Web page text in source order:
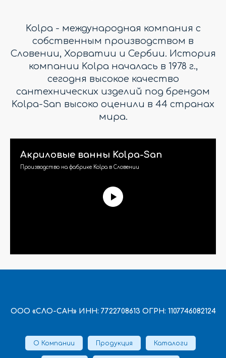
Kolpa - международная компания с
собственным производством в
Словении, Хорватии и Сербии. История
компании Kolpa началась в 1978 г.,
сегодня высокое качество
сантехнических изделий под брендом
Kolpa-San высоко оценили в 44 странах
мира.
Акриловые ванны Kolpa-San
Производство на фабрике Kolpa в Словении
ООО «СЛО-САН» ИНН: 7722708613 ОГРН: 1107746082124
О Компании Продукция Каталоги